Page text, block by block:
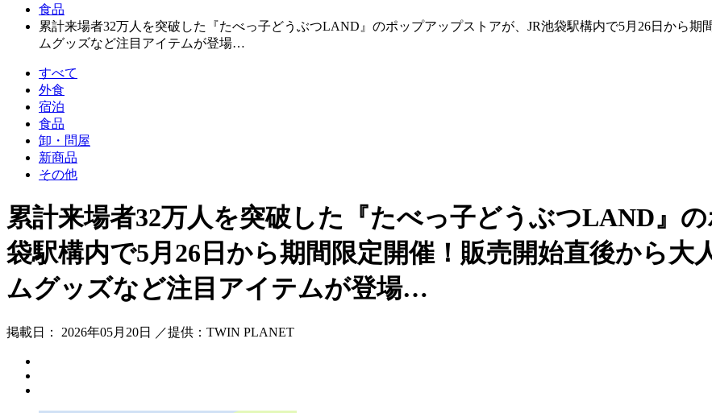
食品
累計来場者32万人を突破した『たべっ子どうぶつLAND』のポップアップストアが、JR池袋駅構内で5月26日から
ムグッズなど注目アイテムが登場…
すべて
外食
宿泊
食品
卸・問屋
新商品
その他
累計来場者32万人を突破した『たべっ子どうぶつLAND』
袋駅構内で5月26日から期間限定開催！販売開始直後から
ムグッズなど注目アイテムが登場…
掲載日： 2026年05月20日 ／提供：TWIN PLANET